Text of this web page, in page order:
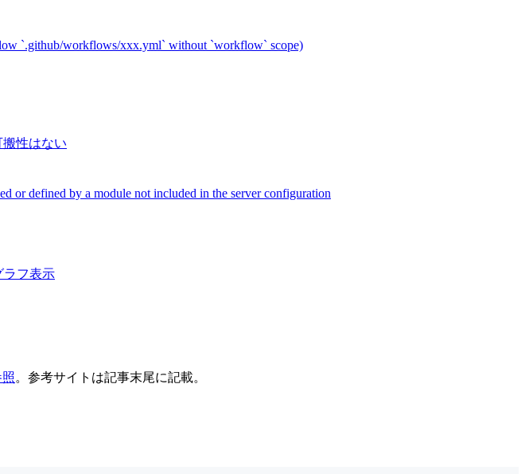
`.github/workflows/xxx.yml` without `workflow` scope)
搬性はない
or defined by a module not included in the server configuration
ラフ表示
。参考サイトは記事末尾に記載。